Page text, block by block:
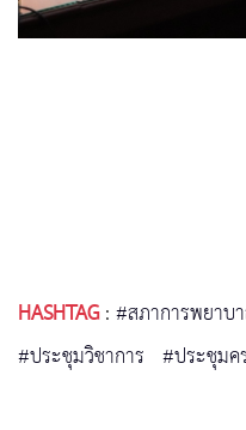
HASHTAG:#สภาการพยาบ
#ประชุมวิชาการ #ประชุม